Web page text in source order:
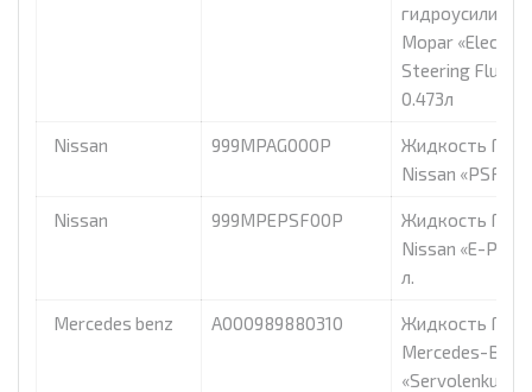
Mopar «Electric
Steering Fluid»,
0.473л
Nissan 999MPAG000P
Жидкость ГУР
Nissan «PSF»
Nissan 999MPEPSF00P
Жидкость ГУР
Nissan «E-PSF»
л.
Mercedes benz A000989880310
Жидкость ГУР
Mercedes-Benz